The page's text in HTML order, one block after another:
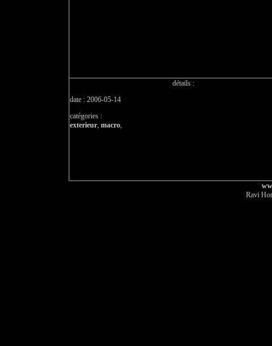
détails :
date : 2006-05-14
catégories :
exterieur, macro,
Ravi